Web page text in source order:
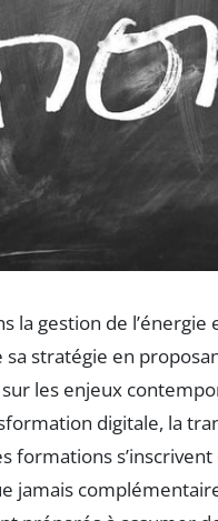
la gestion de l’énergie
stratégie en
les enjeux
digitale, la
formations
jamais